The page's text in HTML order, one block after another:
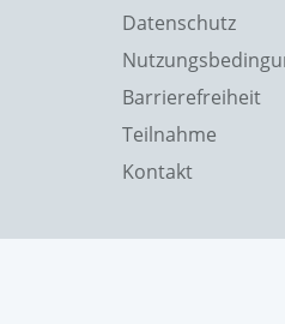
Datenschutz
Barrierefreiheit
Teilnahme
Kontakt